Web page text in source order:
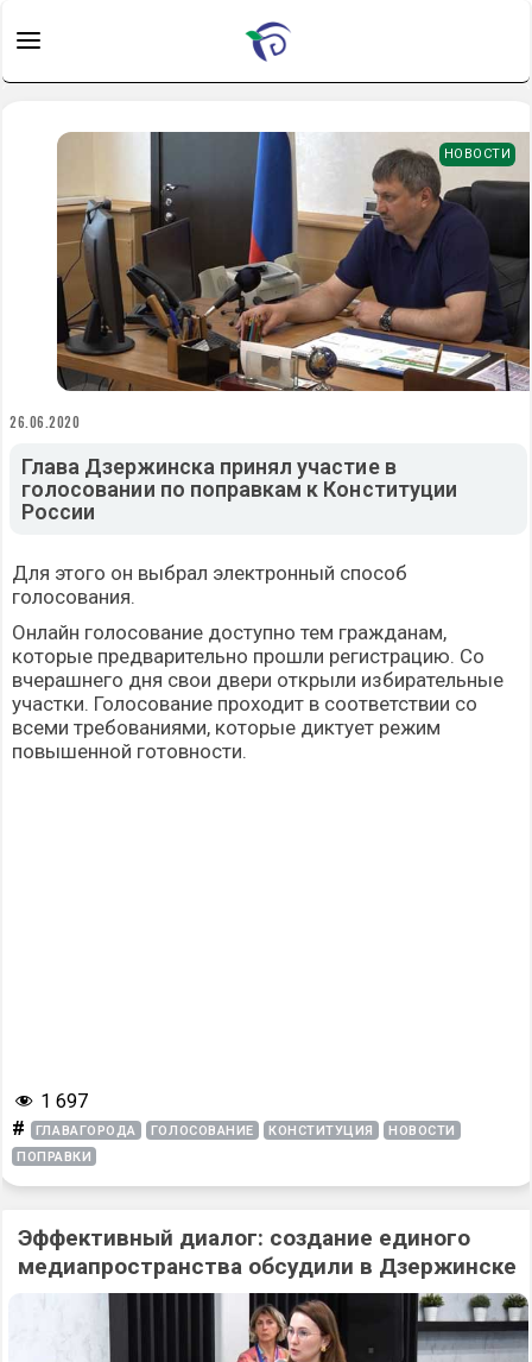
НОВОСТИ
26.06.2020
Глава Дзержинска принял участие в
голосовании по поправкам к Конституции
России
Для этого он выбрал электронный способ
голосования.
Онлайн голосование доступно тем гражданам,
которые предварительно прошли регистрацию. Со
вчерашнего дня свои двери открыли избирательные
участки. Голосование проходит в соответствии со
всеми требованиями, которые диктует режим
повышенной готовности.
1 697
# ГЛАВАГОРОДА ГОЛОСОВАНИЕ КОНСТИТУЦИЯ
НОВОСТИ
ПОПРАВКИ
Эффективный диалог: создание единого
медиапространства обсудили в Дзержинске